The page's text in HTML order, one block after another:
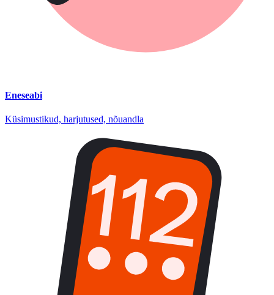
Eneseabi
Küsimustikud, harjutused, nõuandla